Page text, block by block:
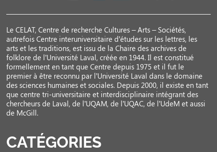
Le CELAT, Centre de recherche Cultures – Arts – Sociétés,
autrefois Centre interuniversitaire d’études sur les lettres, les
arts et les traditions, est issu de la Chaire des archives de
folklore de l’Université Laval, créée en 1944. Il est constitué
formellement en tant que Centre depuis 1975 et il fut le
premier à être reconnu par l’Université Laval dans le domaine
des sciences humaines et sociales. Depuis 2000, il existe en tant
que centre tri-universitaire et interdisciplinaire intégrant des
chercheurs de Laval, de l’UQAM, de l’UQAC, de l’UdeM et aussi
de McGill.
CATÉGORIES